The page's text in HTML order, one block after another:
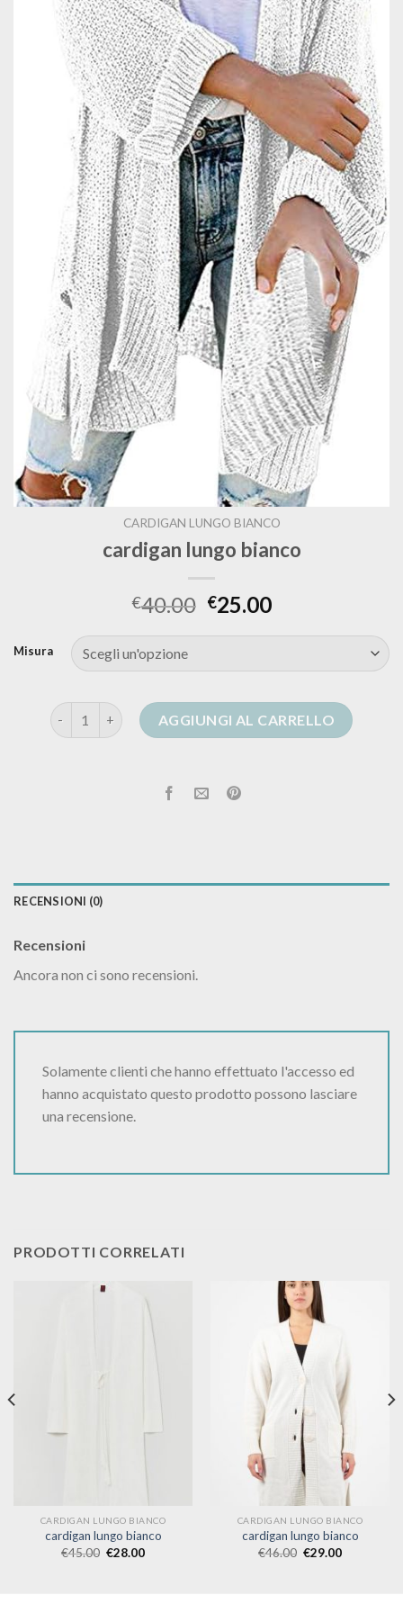
CARDIGAN LUNGO BIANCO
cardigan lungo bianco
€40.00 €25.00
Misura
cardigan lungo bianco quantitàAGGIUNGI AL CARRELLO
RECENSIONI (0)
Recensioni
Ancora non ci sono recensioni.
Solamente clienti che hanno effettuato l'accesso ed
hanno acquistato questo prodotto possono lasciare
una recensione.
PRODOTTI CORRELATI
CARDIGAN LUNGO BIANCO
cardigan lungo bianco
€45.00 €28.00
CARDIGAN LUNGO BIANCO
cardigan lungo bianco
€46.00 €29.00